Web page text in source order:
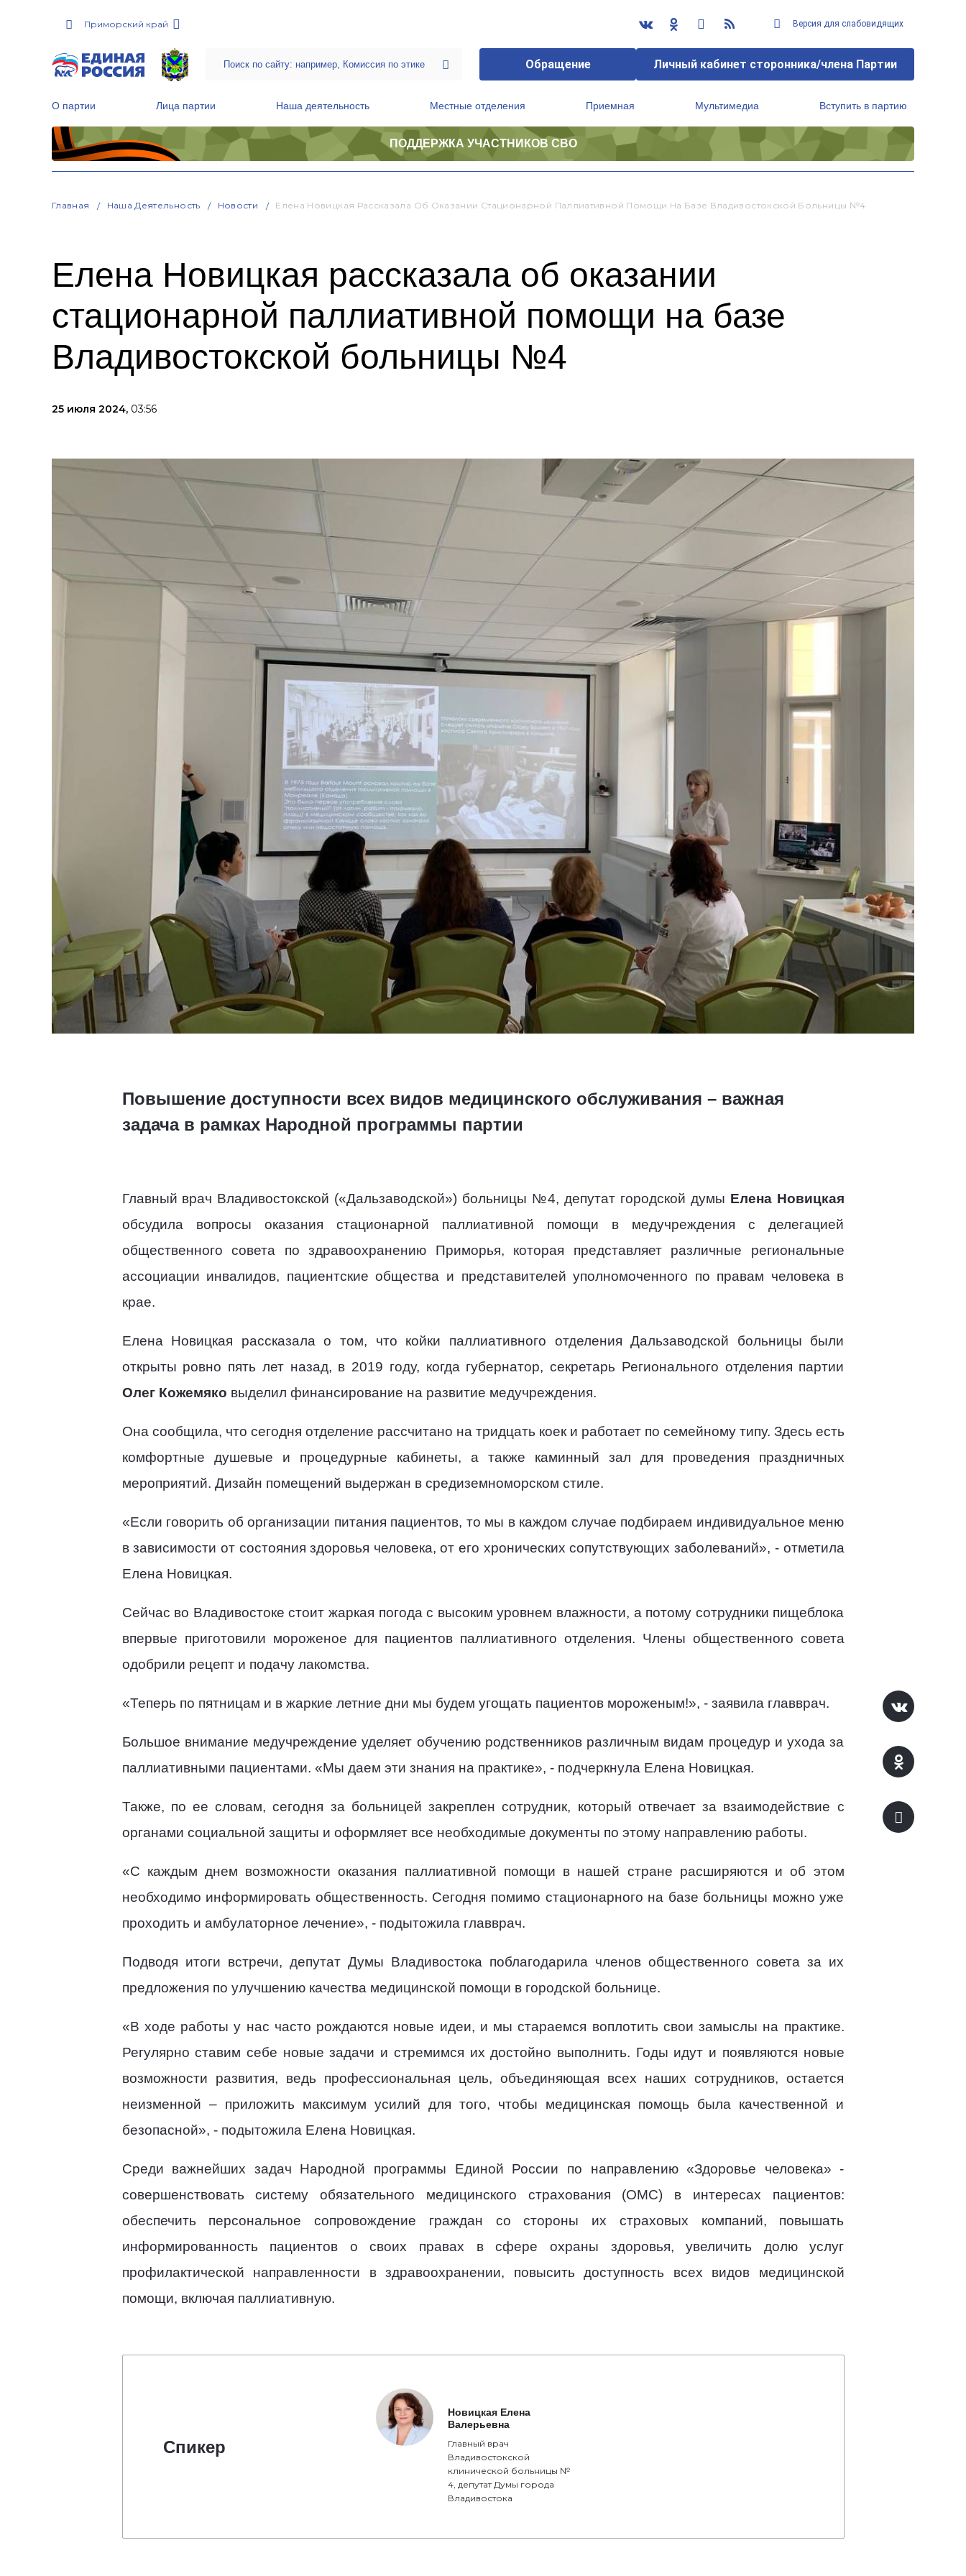
Приморский край Версия для слабовидящих
Обращение Личный кабинет сторонника/члена Партии
О партии Лица партии Наша деятельность Местные отделения Приемная Мультимедиа Вступить в партию
ПОДДЕРЖКА УЧАСТНИКОВ СВО
Главная Наша Деятельность Новости Елена Новицкая Рассказала Об Оказании Стационарной Паллиативной Помощи На Базе Владивостокской Больницы №4
Елена Новицкая рассказала об оказании
стационарной паллиативной помощи на базе
Владивостокской больницы №4
25 июля 2024, 03:56
Повышение доступности всех видов медицинского обслуживания – важная
задача в рамках Народной программы партии
Главный врач Владивостокской («Дальзаводской») больницы №4, депутат городской думы Елена Новицкая
обсудила вопросы оказания стационарной паллиативной помощи в медучреждения с делегацией
общественного совета по здравоохранению Приморья, которая представляет различные региональные
ассоциации инвалидов, пациентские общества и представителей уполномоченного по правам человека в
крае.
Елена Новицкая рассказала о том, что койки паллиативного отделения Дальзаводской больницы были
открыты ровно пять лет назад, в 2019 году, когда губернатор, секретарь Регионального отделения партии
Олег Кожемяко выделил финансирование на развитие медучреждения.
Она сообщила, что сегодня отделение рассчитано на тридцать коек и работает по семейному типу. Здесь есть
комфортные душевые и процедурные кабинеты, а также каминный зал для проведения праздничных
мероприятий. Дизайн помещений выдержан в средиземноморском стиле.
«Если говорить об организации питания пациентов, то мы в каждом случае подбираем индивидуальное меню
в зависимости от состояния здоровья человека, от его хронических сопутствующих заболеваний», - отметила
Елена Новицкая.
Сейчас во Владивостоке стоит жаркая погода с высоким уровнем влажности, а потому сотрудники пищеблока
впервые приготовили мороженое для пациентов паллиативного отделения. Члены общественного совета
одобрили рецепт и подачу лакомства.
«Теперь по пятницам и в жаркие летние дни мы будем угощать пациентов мороженым!», - заявила главврач.
Большое внимание медучреждение уделяет обучению родственников различным видам процедур и ухода за
паллиативными пациентами. «Мы даем эти знания на практике», - подчеркнула Елена Новицкая.
Также, по ее словам, сегодня за больницей закреплен сотрудник, который отвечает за взаимодействие с
органами социальной защиты и оформляет все необходимые документы по этому направлению работы.
«С каждым днем возможности оказания паллиативной помощи в нашей стране расширяются и об этом
необходимо информировать общественность. Сегодня помимо стационарного на базе больницы можно уже
проходить и амбулаторное лечение», - подытожила главврач.
Подводя итоги встречи, депутат Думы Владивостока поблагодарила членов общественного совета за их
предложения по улучшению качества медицинской помощи в городской больнице.
«В ходе работы у нас часто рождаются новые идеи, и мы стараемся воплотить свои замыслы на практике.
Регулярно ставим себе новые задачи и стремимся их достойно выполнить. Годы идут и появляются новые
возможности развития, ведь профессиональная цель, объединяющая всех наших сотрудников, остается
неизменной – приложить максимум усилий для того, чтобы медицинская помощь была качественной и
безопасной», - подытожила Елена Новицкая.
Среди важнейших задач Народной программы Единой России по направлению «Здоровье человека» -
совершенствовать систему обязательного медицинского страхования (ОМС) в интересах пациентов:
обеспечить персональное сопровождение граждан со стороны их страховых компаний, повышать
информированность пациентов о своих правах в сфере охраны здоровья, увеличить долю услуг
профилактической направленности в здравоохранении, повысить доступность всех видов медицинской
помощи, включая паллиативную.
Спикер
Новицкая Елена
Валерьевна
Главный врач
Владивостокской
клинической больницы №
4, депутат Думы города
Владивостока